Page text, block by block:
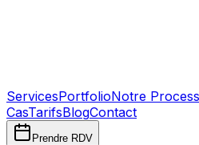
ServicesPortfolioNotre
CasTarifsBlogContact
Prendre RDV